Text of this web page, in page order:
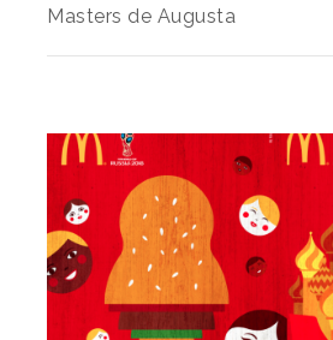
Masters de Augusta